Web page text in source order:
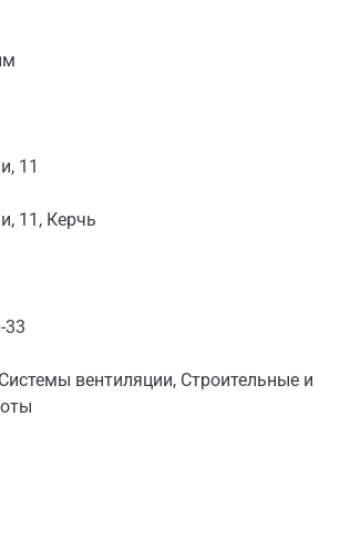
11
11, Керчь
33
вентиляции, Строительные и